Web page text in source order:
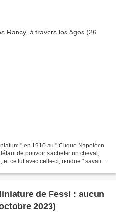
" en 1910 au " Cirque Napoléon
de pouvoir s'acheter un cheval,
et ce fut avec celle-ci, rendue " savante
lien avec les Bidel (26 octobre 2023)